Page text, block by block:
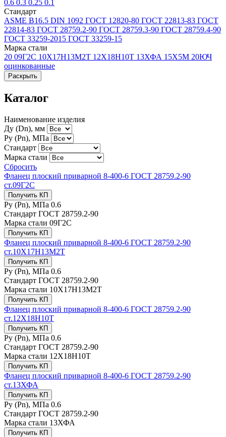
0.6 0.3 0.25 0.1
Стандарт
ASME В16.5 DIN 1092 ГОСТ 12820-80 ГОСТ 22813-83 ГОСТ
22814-83 ГОСТ 28759.2-90 ГОСТ 28759.3-90 ГОСТ 28759.4-90
ГОСТ 33259-2015 ГОСТ 33259-15
Марка стали
20 09Г2С 10Х17Н13М2Т 12Х18Н10Т 13ХФА 15Х5М 20ЮЧ
оцинкованные
Раскрыть
Каталог
Наименование изделия
Ду (Dn), мм
Ру (Рn), МПа
Стандарт
Марка стали
Сбросить
Фланец плоский приварной 8-400-6 ГОСТ 28759.2-90
ст.09Г2С
Получить КП
Ру (Рn), МПа 0.6
Стандарт ГОСТ 28759.2-90
Марка стали 09Г2С
Получить КП
Фланец плоский приварной 8-400-6 ГОСТ 28759.2-90
ст.10Х17Н13М2Т
Получить КП
Ру (Рn), МПа 0.6
Стандарт ГОСТ 28759.2-90
Марка стали 10Х17Н13М2Т
Получить КП
Фланец плоский приварной 8-400-6 ГОСТ 28759.2-90
ст.12Х18Н10Т
Получить КП
Ру (Рn), МПа 0.6
Стандарт ГОСТ 28759.2-90
Марка стали 12Х18Н10Т
Получить КП
Фланец плоский приварной 8-400-6 ГОСТ 28759.2-90
ст.13ХФА
Получить КП
Ру (Рn), МПа 0.6
Стандарт ГОСТ 28759.2-90
Марка стали 13ХФА
Получить КП